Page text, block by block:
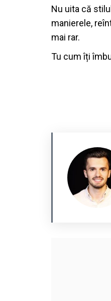
Nu uita că
manierele,
mai rar.
Tu cum îți